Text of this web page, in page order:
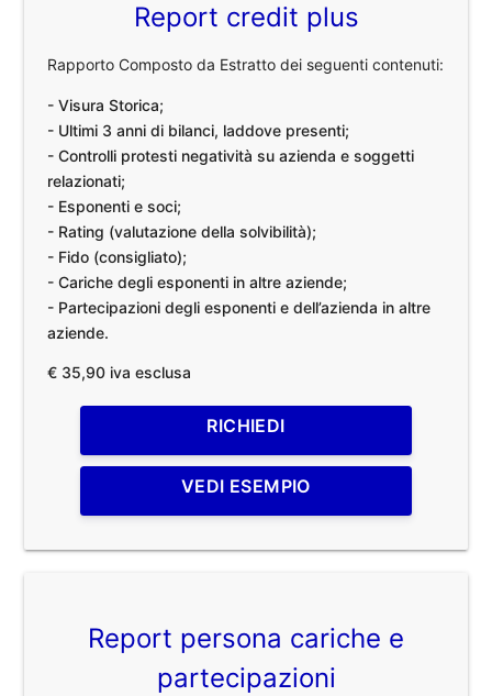
Report credit plus
Rapporto Composto da Estratto dei seguenti contenuti:
- Visura Storica;
- Ultimi 3 anni di bilanci, laddove presenti;
- Controlli protesti negatività su azienda e soggetti
relazionati;
- Esponenti e soci;
- Rating (valutazione della solvibilità);
- Fido (consigliato);
- Cariche degli esponenti in altre aziende;
- Partecipazioni degli esponenti e dell’azienda in altre
aziende.
€ 35,90 iva esclusa
RICHIEDI
VEDI ESEMPIO
Report persona cariche e
partecipazioni